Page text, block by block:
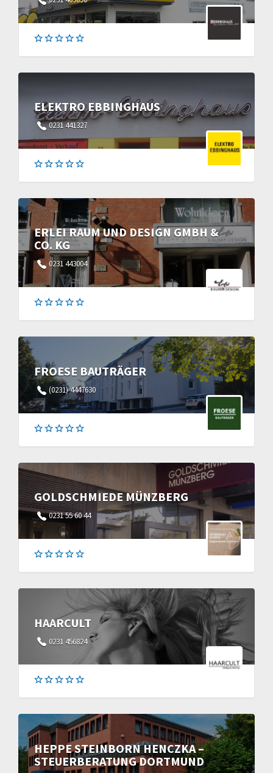
ELEKTRO EBBINGHAUS
0231 441327
ERLEI RAUM UND DESIGN GMBH &
CO. KG
0231 443004
FROESE BAUTRÄGER
(0231) 4447630
GOLDSCHMIEDE MÜNZBERG
0231 55 60 44
HAARCULT
0231 456824
HEPPE STEINBORN HENCZKA –
STEUERBERATUNG DORTMUND